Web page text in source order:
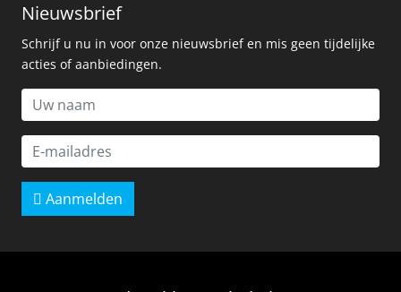
Nieuwsbrief
Schrijf u nu in voor onze nieuwsbrief en mis geen tijdelijke
acties of aanbiedingen.
Aanmelden